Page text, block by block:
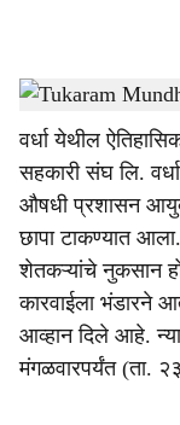
a
r
e
Tukaram Mundhe FDA
वर्धा येथील
सहकारी संघ लि.
औषधी प्रशासन
छापा टाकण्यात
शेतकऱ्यांचे नुकसान
कारवाईला भंडारने
आव्हान दिले आहे.
मंगळवारपर्यंत (ता.